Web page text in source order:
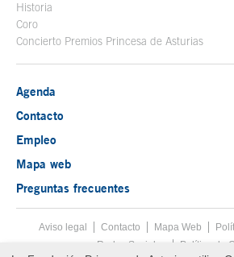
Historia
Coro
Concierto Premios Princesa de Asturias
Agenda
Contacto
Empleo
Mapa web
Preguntas frecuentes
Menú pie
Aviso legal Tecla de acceso 8
Contacto Mapa Web
Redes Sociales
Política de